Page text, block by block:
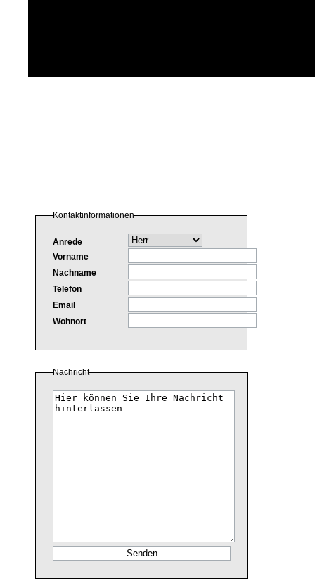
Kontaktinformationen
Anrede
Vorname
Nachname
Telefon
Email
Wohnort
Nachricht
Nachricht